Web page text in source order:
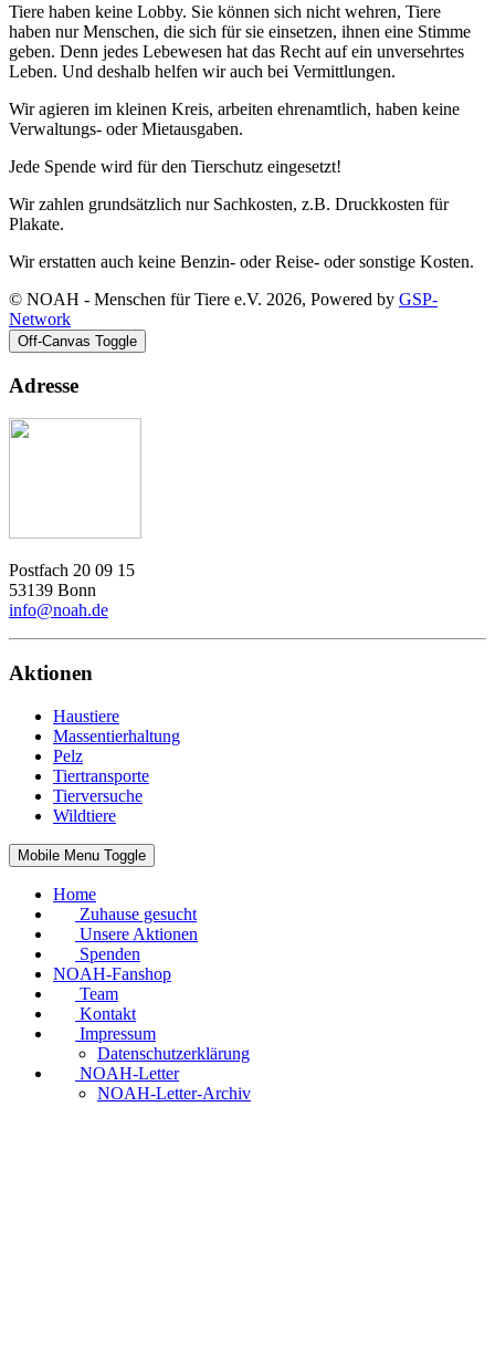
Tiere haben keine Lobby. Sie können sich nicht wehren, Tiere
haben nur Menschen, die sich für sie einsetzen, ihnen eine Stimme
geben. Denn jedes Lebewesen hat das Recht auf ein unversehrtes
Leben. Und deshalb helfen wir auch bei Vermittlungen.
Wir agieren im kleinen Kreis, arbeiten ehrenamtlich, haben keine
Verwaltungs- oder Mietausgaben.
Jede Spende wird für den Tierschutz eingesetzt!
Wir zahlen grundsätzlich nur Sachkosten, z.B. Druckkosten für
Plakate.
Wir erstatten auch keine Benzin- oder Reise- oder sonstige Kosten.
© NOAH - Menschen für Tiere e.V. 2026, Powered by GSP-
Network
Off-Canvas Toggle
Adresse
Postfach 20 09 15
53139 Bonn
info@noah.de
Aktionen
Haustiere
Massentierhaltung
Pelz
Tiertransporte
Tierversuche
Wildtiere
Mobile Menu Toggle
Home
Zuhause gesucht
Unsere Aktionen
Spenden
NOAH-Fanshop
Team
Kontakt
Impressum
Datenschutzerklärung
NOAH-Letter
NOAH-Letter-Archiv